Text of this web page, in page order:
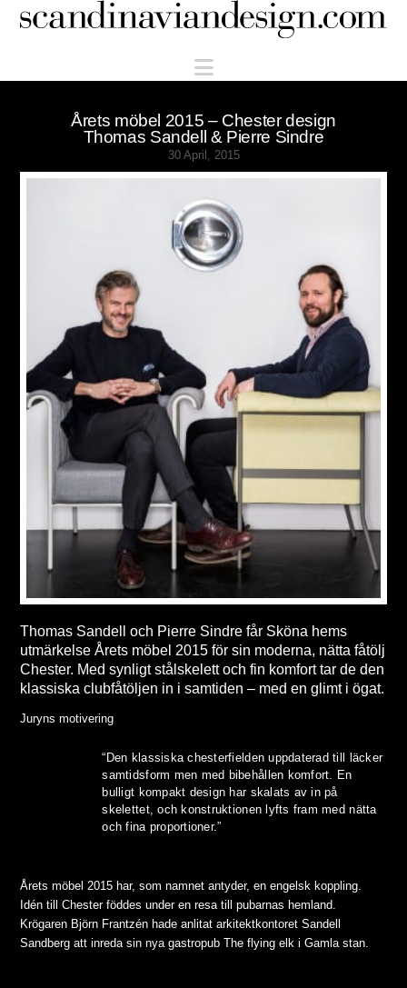
Scandinaviandesign.com
Navigation
Årets möbel 2015 – Chester design
Thomas Sandell & Pierre Sindre
30 April, 2015
Thomas Sandell och Pierre Sindre får Sköna hems
utmärkelse Årets möbel 2015 för sin moderna, nätta fåtölj
Chester. Med synligt stålskelett och fin komfort tar de den
klassiska clubfåtöljen in i samtiden – med en glimt i ögat.
Juryns motivering
“Den klassiska chesterfielden uppdaterad till läcker
samtidsform men med bibehållen komfort. En
bulligt kompakt design har skalats av in på
skelettet, och konstruktionen lyfts fram med nätta
och fina proportioner.”
Årets möbel 2015 har, som namnet antyder, en engelsk koppling.
Idén till Chester föddes under en resa till pubarnas hemland.
Krögaren Björn Frantzén hade anlitat arkitektkontoret Sandell
Sandberg att inreda sin nya gastropub The flying elk i Gamla stan.